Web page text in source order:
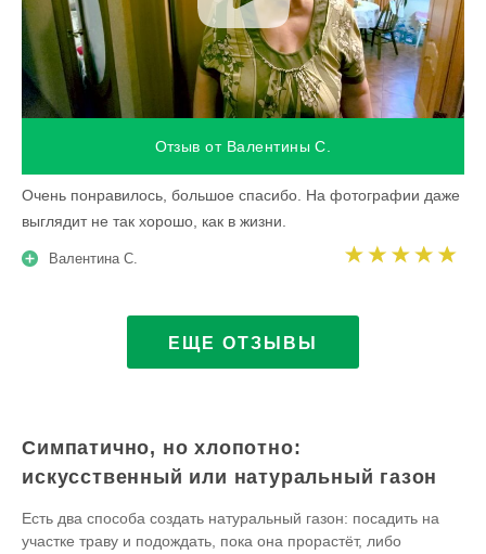
Отзыв от Валентины С.
Очень понравилось, большое спасибо. На фотографии даже
выглядит не так хорошо, как в жизни.
Валентина С.
ЕЩЕ ОТЗЫВЫ
Симпатично, но хлопотно:
искусственный или натуральный газон
Есть два способа создать натуральный газон: посадить на
участке траву и подождать, пока она прорастёт, либо